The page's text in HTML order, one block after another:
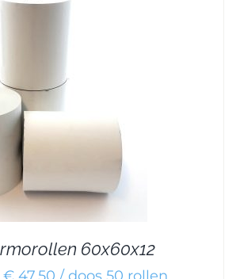
60x60x12